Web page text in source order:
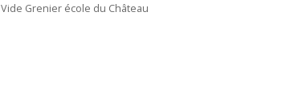
Vide Grenier école du Château